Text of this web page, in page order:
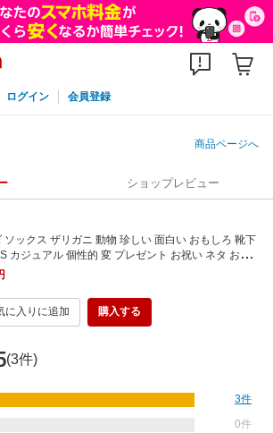
ログイン 会員登録
商品ページへ
ショップレビュー
ソックス ザリガニ 動物 珍しい 面白い おもしろ 靴下
カジュアル 個性的 変 プレゼント お祝い ネタ お笑
芸 衣装 目立つ バエル 映える SOCKS
に入りに追加 購入する
(3件)
3件
0件